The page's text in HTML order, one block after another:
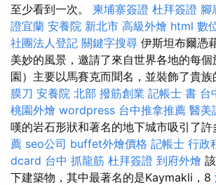
至少看到一次。 柬埔寨簽證 杜拜簽證 腳
證宜蘭 安養院 新北市 高級外燴 html 數
社團法人登記 關鍵字搜尋 伊斯坦布爾憑
美妙的風景，邀請了來自世界各地的每
園）主要以馬賽克而聞名，並裝飾了貴族
膜刀 安養院 北部 撥筋創業 記帳士 書 台
桃園外燴 wordpress 台中推拿推薦 醫美
嘆的岩石形狀和著名的地下城市吸引了許
薦 seo公司 buffet外燴價格 記帳士 行政
dcard 台中 抓龍筋 杜拜簽證 到府外燴
下建築物，其中最著名的是Kaymakli，8